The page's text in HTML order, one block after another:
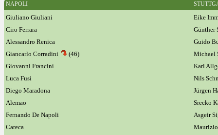
NAPOLI
Giuliano Giuliani
Eike
Ciro Ferrara
Günther
Alessandro Renica
Guido
Giancarlo Corradini
(46)
Michael
Giovanni Francini
Karl
Luca Fusi
Nils
Diego Maradona
Jürgen
Alemao
Srecko
Fernando De Napoli
Asgeir
Careca